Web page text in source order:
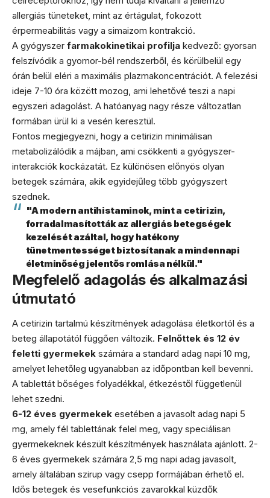
allergiás tüneteket, mint az értágulat, fokozott
érpermeabilitás vagy a simaizom kontrakció.
A gyógyszer farmakokinetikai profilja kedvező: gyorsan
felszívódik a gyomor-bél rendszerből, és körülbelül egy
órán belül eléri a maximális plazmakoncentrációt. A felezési
ideje 7-10 óra között mozog, ami lehetővé teszi a napi
egyszeri adagolást. A hatóanyag nagy része változatlan
formában ürül ki a vesén keresztül.
Fontos megjegyezni, hogy a cetirizin minimálisan
metabolizálódik a májban, ami csökkenti a gyógyszer-
interakciók kockázatát. Ez különösen előnyös olyan
betegek számára, akik egyidejűleg több gyógyszert
szednek.
"A modern antihistaminok, mint a cetirizin,
forradalmasították az allergiás betegségek
kezelését azáltal, hogy hatékony
tünetmentességet biztosítanak a mindennapi
életminőség jelentős romlása nélkül."
Megfelelő adagolás és alkalmazási
útmutató
A cetirizin tartalmú készítmények adagolása életkortól és a
beteg állapotától függően változik. Felnőttek és 12 év
feletti gyermekek számára a standard adag napi 10 mg,
amelyet lehetőleg ugyanabban az időpontban kell bevenni.
A tablettát bőséges folyadékkal, étkezéstől függetlenül
lehet szedni.
6-12 éves gyermekek esetében a javasolt adag napi 5
mg, amely fél tablettának felel meg, vagy speciálisan
gyermekeknek készült készítmények használata ajánlott. 2-
6 éves gyermekek számára 2,5 mg napi adag javasolt,
amely általában szirup vagy csepp formájában érhető el.
Idős betegek és vesefunkciós zavarokkal küzdők